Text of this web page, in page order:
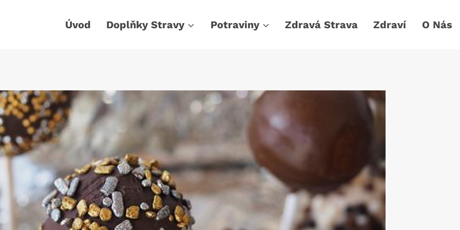
Úvod Doplňky Stravy Potraviny Zdravá Strava Zdraví O Nás